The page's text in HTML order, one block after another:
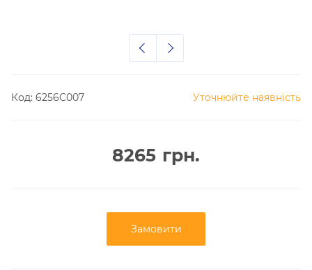
Код: 6256C007 Уточнюйте наявність
8265 грн.
Замовити